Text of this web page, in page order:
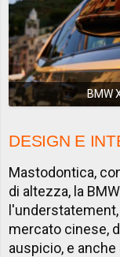
BMW
DESIGN E
Mastodontica,
di altezza, la
mercato cinese,
auspicio, e